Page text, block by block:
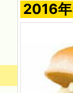
2016